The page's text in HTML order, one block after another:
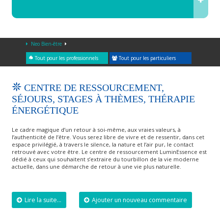
Neo Bien-être
Tout pour les professionnels Tout pour les particuliers
CENTRE DE RESSOURCEMENT,
SÉJOURS, STAGES À THÈMES, THÉRAPIE
ÉNERGÉTIQUE
Le cadre magique d’un retour à soi-même, aux vraies valeurs, à
l’authenticité de l’être. Vous serez libre de vivre et de ressentir, dans cet
espace privilégié, à travers le silence, la nature et l’air pur, le contact
retrouvé avec votre être. Le centre de ressourcement LuminEssence est
dédié à ceux qui souhaitent s’extraire du tourbillon de la vie moderne
actuelle, dans une démarche de retour à une vie plus naturelle.
Lire la suite... Ajouter un nouveau commentaire